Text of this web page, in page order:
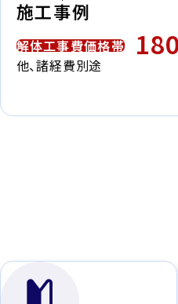
施工事例
解体工事費価格帯
他、諸経費別途